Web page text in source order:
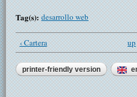
Tag(s): desarrollo web
‹ Cartera up
printer-friendly version